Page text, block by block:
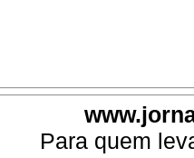
Para quem